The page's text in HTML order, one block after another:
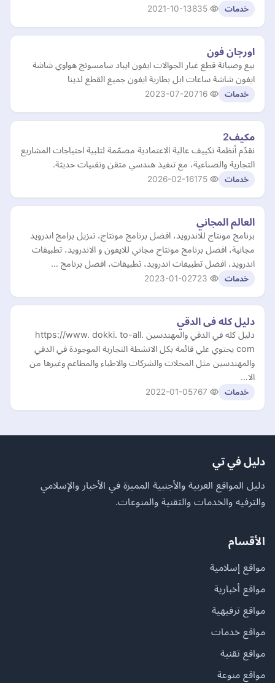
خدمات 2021-10-13
اورجان فون
بيع وصيانة قطع غيار الجوالات ايفون ايباد سامسونج هواوي شاشة
ايفون شاشة ساعات ابل بطارية ايفون جميع القطع لدينا
خدمات 2023-07-20
مكيف2
نقدّم أنظمة تكييف عالية الاعتمادية مصمّمة لتلبية احتياجات المشاريع
التجارية والصناعية، مع تنفيذ هندسي متقن وتقنيات حديثة.
خدمات 2026-02-16
العالم المجاني
برنامج مونتاج للاندرويد، افضل برنامج مونتاج، تنزيل برامج اندرويد
مجانية، افضل برنامج مونتاج مجاني للايفون و الاندرويد، تطبيقات
اندرويد، افضل تطبيقات اندرويد، تطبيقات، افضل برنامج …
خدمات 2023-01-02
دليل كله فى الدقي
دليل كله في الدقي والمهندسين https://www. dokki. to-all.
com يحتوي علي قائمة بكل الانشطة التجارية الموجودة في الدقي
والمهندسين مثل المحلات والشركات والاطباء والمطاعم وغيرها من
الا…
خدمات 2022-01-05
دليل في تي
دليل المواقع العربية والأجنبية المميزة في الأخبار والإسلامي
والترفيه والخدمات والتقنية والمنوعات.
الأقسام
مواقع إسلامية
مواقع أخبارية
مواقع ترفيهية
مواقع خدمات
مواقع تقنية
مواقع منوعة